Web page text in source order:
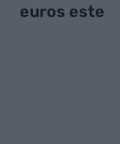
euros este